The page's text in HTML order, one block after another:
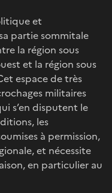
et
partie sommitale
la région sous
et la région sous
espace de très
militaires
s’en disputent le
les
à permission,
et nécessite
en particulier au